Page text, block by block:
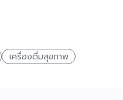
เครื่องดื่มสุขภาพ